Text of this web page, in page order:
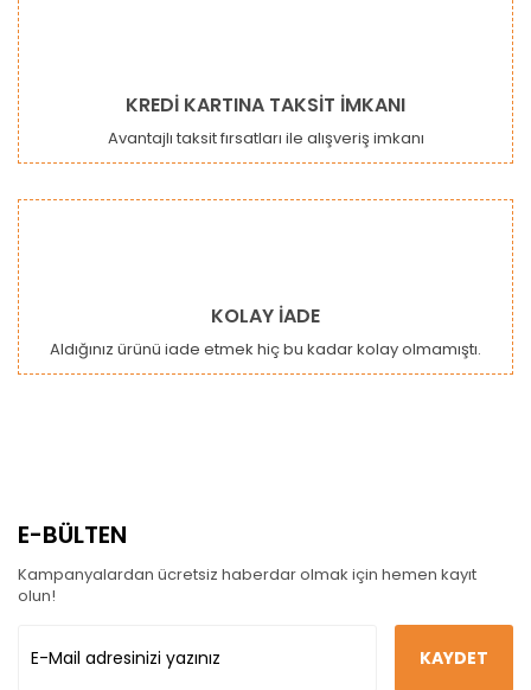
KREDİ KARTINA TAKSİT İMKANI
Avantajlı taksit fırsatları ile alışveriş imkanı
KOLAY İADE
Aldığınız ürünü iade etmek hiç bu kadar kolay olmamıştı.
E-BÜLTEN
Kampanyalardan ücretsiz haberdar olmak için hemen kayıt
olun!
KAYDET